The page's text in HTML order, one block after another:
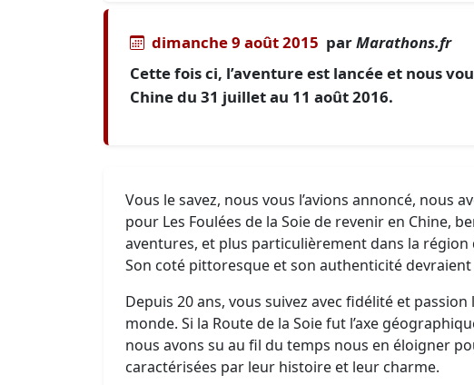
dimanche 9 août 2015 parMarathons.fr
Cette fois ci, l’aventure est lancée et nous
Chine du 31 juillet au 11 août 2016.
Vous le savez, nous vous l’avions annoncé, nous
pour Les Foulées de la Soie de revenir en Chine,
aventures, et plus particulièrement dans la région
Son coté pittoresque et son authenticité devraient
Depuis 20 ans, vous suivez avec fidélité et
monde. Si la Route de la Soie fut l’axe
nous avons su au fil du temps nous en éloigner
caractérisées par leur histoire et leur charme.